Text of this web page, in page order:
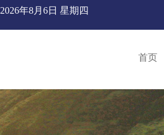
2026年8月6日 星期四
首页